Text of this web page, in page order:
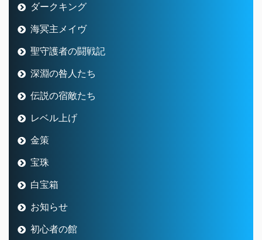
ダークキング
海冥主メイヴ
聖守護者の闘戦記
深淵の咎人たち
伝説の宿敵たち
レベル上げ
金策
宝珠
白宝箱
お知らせ
初心者の館